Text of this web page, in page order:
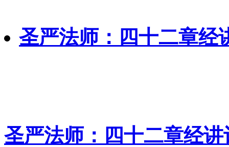
圣严法师：四十二章经
圣严法师：四十二章经